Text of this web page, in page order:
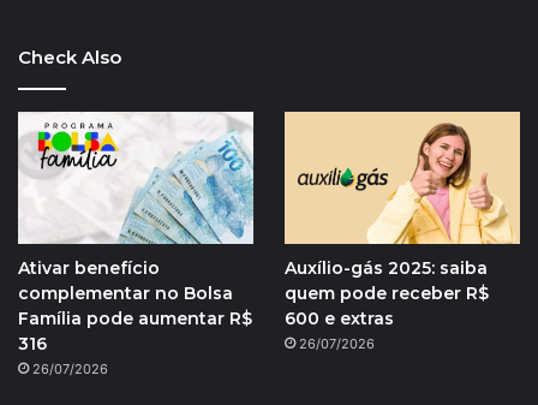
Check Also
Ativar benefício
complementar no Bolsa
Família pode aumentar R$
316
26/07/2026
Auxílio-gás 2025: saiba
quem pode receber R$
600 e extras
26/07/2026